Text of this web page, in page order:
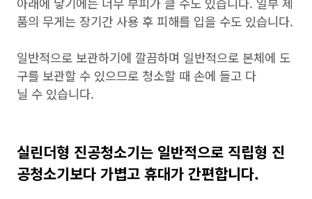
품의 무게는 장기간 사용 후 피해를 입을 수도 있습니다.
일반적으로 보관하기에 깔끔하며 일반적으로 본체에 도
구를 보관할 수 있으므로 청소할 때 손에 들고 다
닐 수 있습니다.
실린더형 진공청소기는 일반적으로 직립형 진
공청소기보다 가볍고 휴대가 간편합니다.